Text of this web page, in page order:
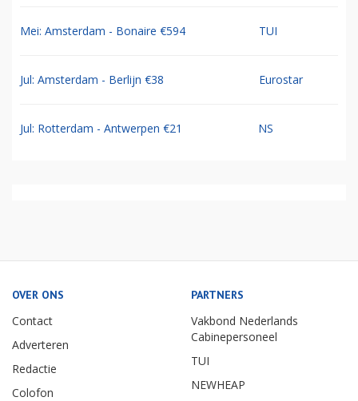
Mei: Amsterdam - Bonaire €594 TUI
Jul: Amsterdam - Berlijn €38 Eurostar
Jul: Rotterdam - Antwerpen €21 NS
OVER ONS
Contact
Adverteren
Redactie
Colofon
PARTNERS
Vakbond Nederlands
Cabinepersoneel
TUI
NEWHEAP